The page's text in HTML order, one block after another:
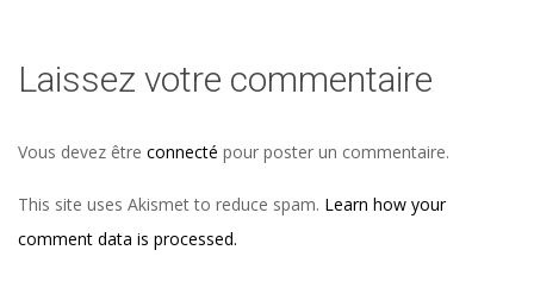
Laissez votre commentaire
Vous devez être connecté pour poster un commentaire.
This site uses Akismet to reduce spam. Learn how your
comment data is processed.